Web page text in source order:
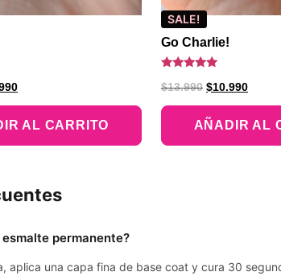
AL CARRITO
SALE!
Go Charlie!
con
de 5
$13.990 $10.990
AÑADIR AL
permanente?
aplica una capa fina de base coat y cura 30